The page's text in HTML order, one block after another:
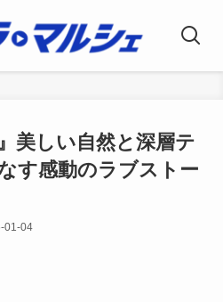
美しい自然と深層テ
す感動のラブストー
01-04